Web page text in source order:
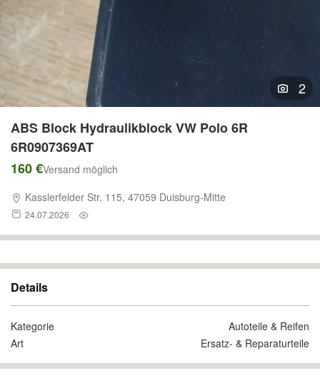
2
ABS Block Hydraulikblock VW Polo 6R
6R0907369AT
160 €Versand möglich
Kasslerfelder Str. 115, 47059 Duisburg-Mitte
24.07.2026
Details
Kategorie
Autoteile & Reifen
Art
Ersatz- & Reparaturteile